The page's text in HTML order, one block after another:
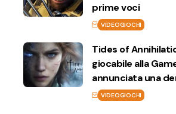
prime voci
VIDEOGIOCHI
Tides of
giocabile alla
annunciata una
VIDEOGIOCHI